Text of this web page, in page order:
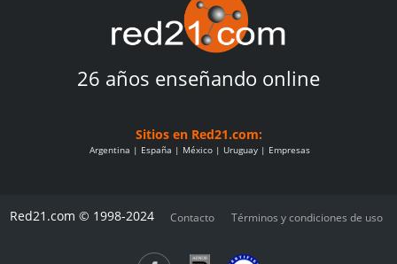
26 años enseñando online
Sitios en Red21.com:
Argentina España México Uruguay Empresas
Red21.com © 1998-2024 Contacto Términos y condiciones de uso